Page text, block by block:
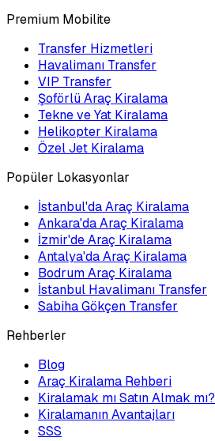
Premium Mobilite
Transfer Hizmetleri
Havalimanı Transfer
VIP Transfer
Şoförlü Araç Kiralama
Tekne ve Yat Kiralama
Helikopter Kiralama
Özel Jet Kiralama
Popüler Lokasyonlar
İstanbul'da Araç Kiralama
Ankara'da Araç Kiralama
İzmir'de Araç Kiralama
Antalya'da Araç Kiralama
Bodrum Araç Kiralama
İstanbul Havalimanı Transfer
Sabiha Gökçen Transfer
Rehberler
Blog
Araç Kiralama Rehberi
Kiralamak mı Satın Almak mı?
Kiralamanın Avantajları
SSS